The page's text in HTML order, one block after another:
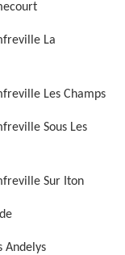
La
Les Champs
Sous Les
Sur Iton
Andelys